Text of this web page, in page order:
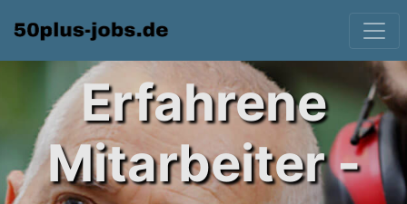
Erfahrene
Mitarbeiter -